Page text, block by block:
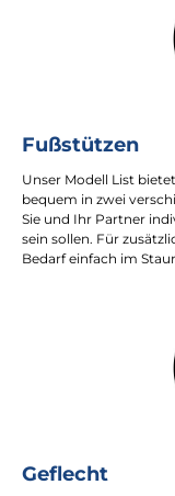
Fußstützen
Unser Modell List
bequem in zwei
Sie und Ihr Partner
sein sollen. Für
Bedarf einfach im
Geflecht